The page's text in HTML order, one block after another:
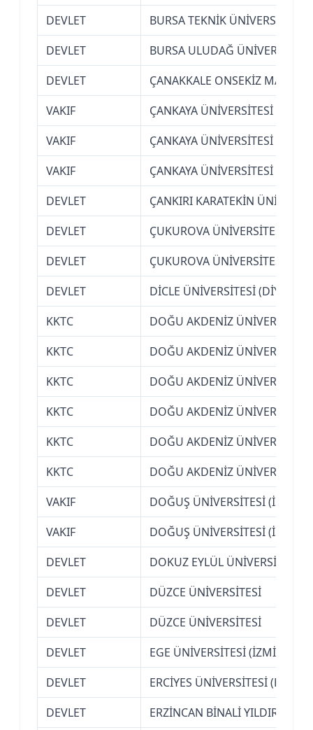
DEVLET
BURSA TEKNİK ÜNİVERSİTESİ
DEVLET
BURSA ULUDAĞ ÜNİVERSİTESİ
DEVLET
ÇANAKKALE ONSEKİZ MART
VAKIF
ÇANKAYA ÜNİVERSİTESİ
VAKIF
ÇANKAYA ÜNİVERSİTESİ
VAKIF
ÇANKAYA ÜNİVERSİTESİ
DEVLET
ÇANKIRI KARATEKİN
DEVLET
ÇUKUROVA ÜNİVERSİTESİ
DEVLET
ÇUKUROVA ÜNİVERSİTESİ
DEVLET
DİCLE ÜNİVERSİTESİ
KKTC
DOĞU AKDENİZ
KKTC
DOĞU AKDENİZ
KKTC
DOĞU AKDENİZ
KKTC
DOĞU AKDENİZ
KKTC
DOĞU AKDENİZ
KKTC
DOĞU AKDENİZ
VAKIF
DOĞUŞ ÜNİVERSİTESİ
VAKIF
DOĞUŞ ÜNİVERSİTESİ
DEVLET
DOKUZ EYLÜL ÜNİVERSİTESİ
DEVLET
DÜZCE ÜNİVERSİTESİ
DEVLET
DÜZCE ÜNİVERSİTESİ
DEVLET
EGE ÜNİVERSİTESİ (İZMİR)
DEVLET
ERCİYES ÜNİVERSİTESİ
DEVLET
ERZİNCAN BİNALİ YILDIRIM